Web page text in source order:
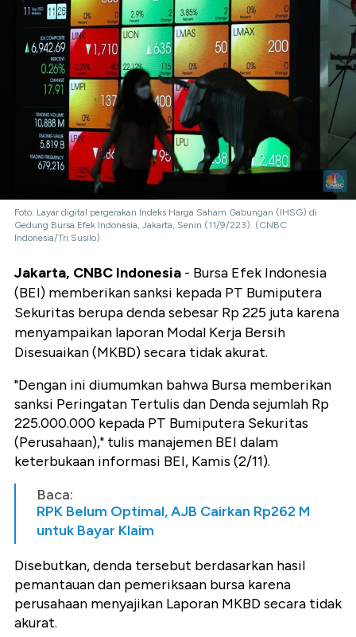
Foto: Layar digital pergerakan Indeks Harga Saham Gabungan (IHSG) di
Gedung Bursa Efek Indonesia, Jakarta, Senin (11/9/223). (CNBC
Indonesia/Tri Susilo)
Jakarta, CNBC Indonesia - Bursa Efek Indonesia
(BEI) memberikan sanksi kepada PT Bumiputera
Sekuritas berupa denda sebesar Rp 225 juta karena
menyampaikan laporan Modal Kerja Bersih
Disesuaikan (MKBD) secara tidak akurat.
"Dengan ini diumumkan bahwa Bursa memberikan
sanksi Peringatan Tertulis dan Denda sejumlah Rp
225.000.000 kepada PT Bumiputera Sekuritas
(Perusahaan)," tulis manajemen BEI dalam
keterbukaan informasi BEI, Kamis (2/11).
Baca:
RPK Belum Optimal, AJB Cairkan Rp262 M
untuk Bayar Klaim
Disebutkan, denda tersebut berdasarkan hasil
pemantauan dan pemeriksaan bursa karena
perusahaan menyajikan Laporan MKBD secara tidak
akurat.